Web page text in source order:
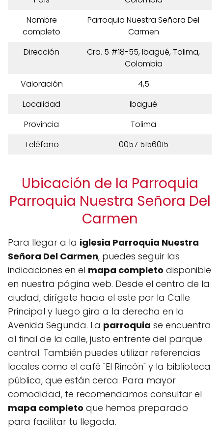
Nombre
completo
Parroquia Nuestra Señora Del
Carmen
Dirección
Cra. 5 #18-55, Ibagué, Tolima,
Colombia
Valoración
4,5
Localidad
Ibagué
Provincia
Tolima
Teléfono
0057 5156015
Ubicación de la Parroquia
Parroquia Nuestra Señora Del
Carmen
Para llegar a la iglesia Parroquia Nuestra
Señora Del Carmen, puedes seguir las
indicaciones en el mapa completo disponible
en nuestra página web. Desde el centro de la
ciudad, dirígete hacia el este por la Calle
Principal y luego gira a la derecha en la
Avenida Segunda. La parroquia se encuentra
al final de la calle, justo enfrente del parque
central. También puedes utilizar referencias
locales como el café "El Rincón" y la biblioteca
pública, que están cerca. Para mayor
comodidad, te recomendamos consultar el
mapa completo que hemos preparado
para facilitar tu llegada.